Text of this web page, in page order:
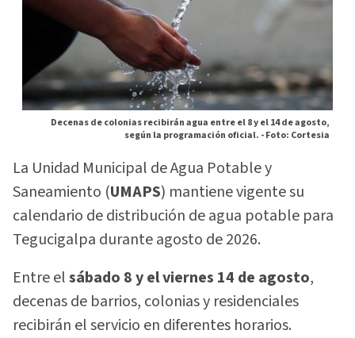
Decenas de colonias recibirán agua entre el 8 y el 14 de agosto,
según la programación oficial. -Foto: Cortesia
La Unidad Municipal de Agua Potable y
Saneamiento (UMAPS) mantiene vigente su
calendario de distribución de agua potable para
Tegucigalpa durante agosto de 2026.
Entre elsábado 8 y el viernes 14 de agosto,
decenas de barrios, colonias y residenciales
recibirán el servicio en diferentes horarios.